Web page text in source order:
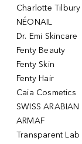
Charlotte Tilbury
NÉONAIL
Dr. Emi Skincare
Fenty Beauty
Fenty Skin
Fenty Hair
Caia Cosmetics
SWISS ARABIAN
ARMAF
Transparent Lab